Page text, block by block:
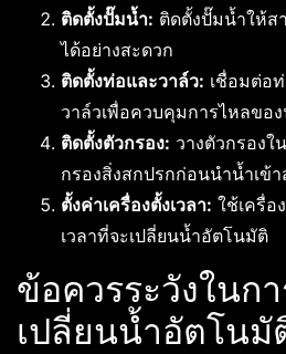
ติดตั้งปั๊มน้ำ: ติดตั้งปั๊มน้ำให้ส
ได้อย่างสะดวก
ติดตั้งท่อและวาล์ว: เชื่อมต่อ
วาล์วเพื่อควบคุมการไหลขอ
ติดตั้งตัวกรอง: วางตัวกรองใ
กรองสิ่งสกปรกก่อนนำน้ำเข้
ตั้งค่าเครื่องตั้งเวลา: ใช้เครื่อ
เวลาที่จะเปลี่ยนน้ำอัตโนมัติ
ข้อควรระวังในก
เปลี่ยนน้ำอัตโนมั